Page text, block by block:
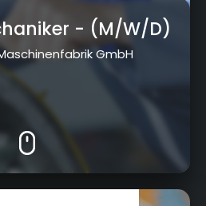
- (M/W/D)
GmbH